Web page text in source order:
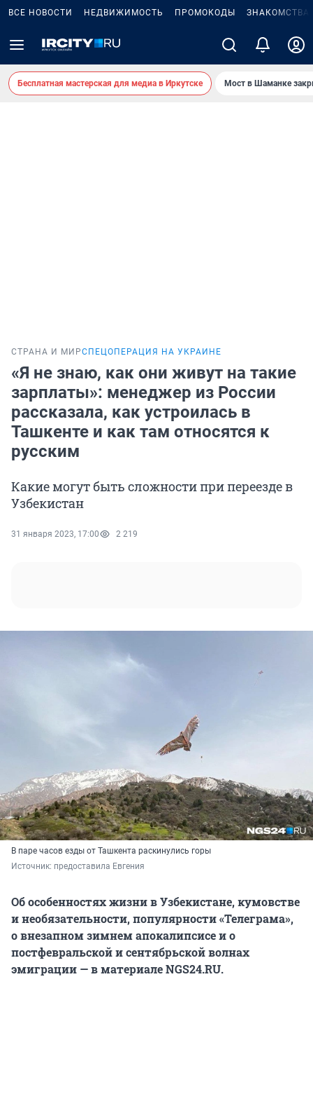
ВСЕ НОВОСТИ НЕДВИЖИМОСТЬ ПРОМОКОДЫ ЗНАКОМСТВА
Бесплатная мастерская для медиа в Иркутске Мост в Шаманке
СТРАНА И МИРСПЕЦОПЕРАЦИЯ НА УКРАИНЕ
«Я не знаю, как они живут на такие
зарплаты»: менеджер из России
рассказала, как устроилась в
Ташкенте и как там относятся к
русским
Какие могут быть сложности при переезде в
Узбекистан
31 января 2023, 17:00 2 219
В паре часов езды от Ташкента раскинулись горы
Источник: предоставила Евгения
Об особенностях жизни в Узбекистане, кумовстве
и необязательности, популярности «Телеграма»,
о внезапном зимнем апокалипсисе и о
постфевральской и сентябрьской волнах
эмиграции — в материале NGS24.RU.